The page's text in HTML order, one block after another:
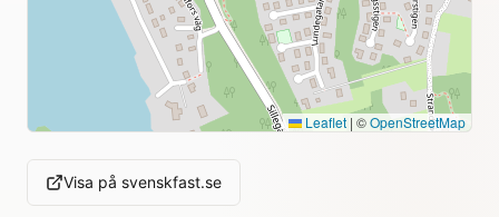
Leaflet | ©OpenStreetMap
Visa på svenskfast.se